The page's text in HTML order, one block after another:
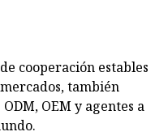
cooperación estables
también
OEM y agentes a